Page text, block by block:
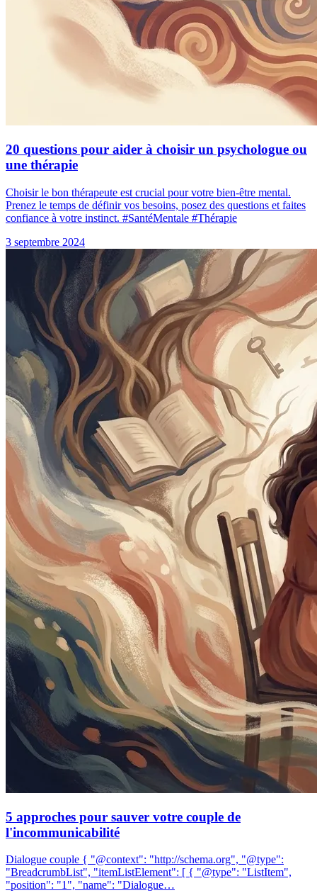
20 questions pour aider à choisir un psychologue ou
une thérapie
Choisir le bon thérapeute est crucial pour votre bien-être mental.
Prenez le temps de définir vos besoins, posez des questions et faites
confiance à votre instinct. #SantéMentale #Thérapie
3 septembre 2024
5 approches pour sauver votre couple de
l'incommunicabilité
Dialogue couple { "@context": "http://schema.org", "@type":
"BreadcrumbList", "itemListElement": [ { "@type": "ListItem",
"position": "1", "name": "Dialogue…